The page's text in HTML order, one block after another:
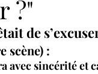
?"
de
scène) :
avec sincérité et